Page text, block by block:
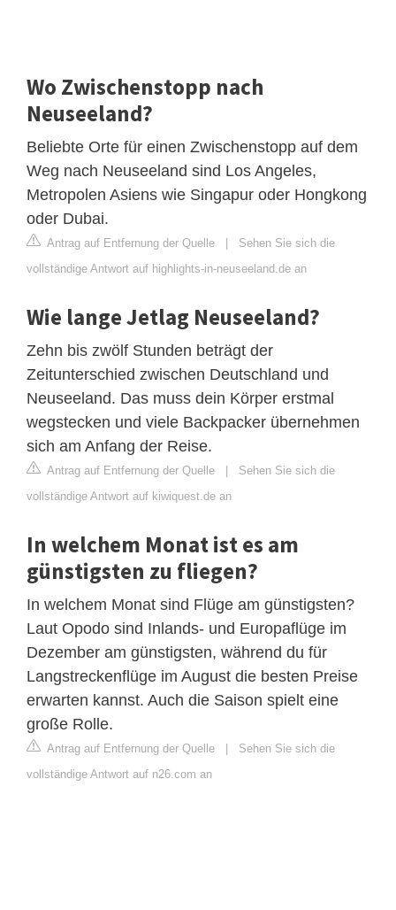
Wo Zwischenstopp nach
Neuseeland?
Beliebte Orte für einen Zwischenstopp auf dem
Weg nach Neuseeland sind Los Angeles,
Metropolen Asiens wie Singapur oder Hongkong
oder Dubai.
Antrag auf Entfernung der Quelle | Sehen Sie sich die
vollständige Antwort auf highlights-in-neuseeland.de an
Wie lange Jetlag Neuseeland?
Zehn bis zwölf Stunden beträgt der
Zeitunterschied zwischen Deutschland und
Neuseeland. Das muss dein Körper erstmal
wegstecken und viele Backpacker übernehmen
sich am Anfang der Reise.
Antrag auf Entfernung der Quelle | Sehen Sie sich die
vollständige Antwort auf kiwiquest.de an
In welchem Monat ist es am
günstigsten zu fliegen?
In welchem Monat sind Flüge am günstigsten?
Laut Opodo sind Inlands- und Europaflüge im
Dezember am günstigsten, während du für
Langstreckenflüge im August die besten Preise
erwarten kannst. Auch die Saison spielt eine
große Rolle.
Antrag auf Entfernung der Quelle | Sehen Sie sich die
vollständige Antwort auf n26.com an